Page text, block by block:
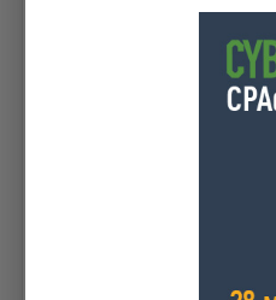
Ngày Lễ Tình
đến lúc mở lòng
10